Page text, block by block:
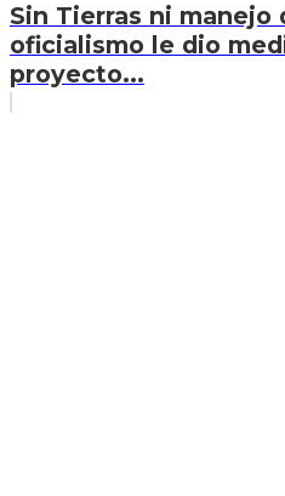
Sin Tierras ni manejo
oficialismo le dio
proyecto...